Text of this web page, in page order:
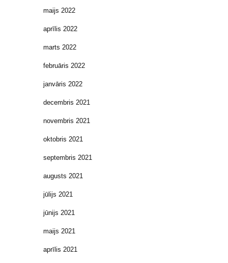
maijs 2022
aprīlis 2022
marts 2022
februāris 2022
janvāris 2022
decembris 2021
novembris 2021
oktobris 2021
septembris 2021
augusts 2021
jūlijs 2021
jūnijs 2021
maijs 2021
aprīlis 2021